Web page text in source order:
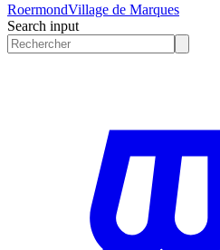
RoermondVillage de Marques
Search input